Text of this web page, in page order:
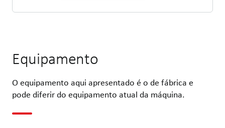
Equipamento
O equipamento aqui apresentado é o de fábrica e
pode diferir do equipamento atual da máquina.